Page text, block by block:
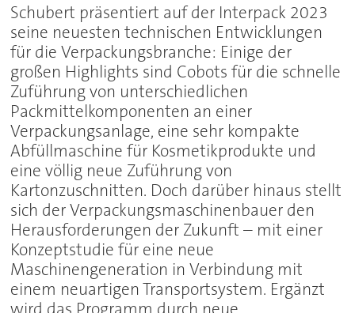
Schubert präsentiert auf der Interpack 2023
seine neuesten technischen Entwicklungen
für die Verpackungsbranche: Einige der
großen Highlights sind Cobots für die schnelle
Zuführung von unterschiedlichen
Packmittelkomponenten an einer
Verpackungsanlage, eine sehr kompakte
Abfüllmaschine für Kosmetikprodukte und
eine völlig neue Zuführung von
Kartonzuschnitten. Doch darüber hinaus stellt
sich der Verpackungsmaschinenbauer den
Herausforderungen der Zukunft – mit einer
Konzeptstudie für eine neue
Maschinengeneration in Verbindung mit
einem neuartigen Transportsystem. Ergänzt